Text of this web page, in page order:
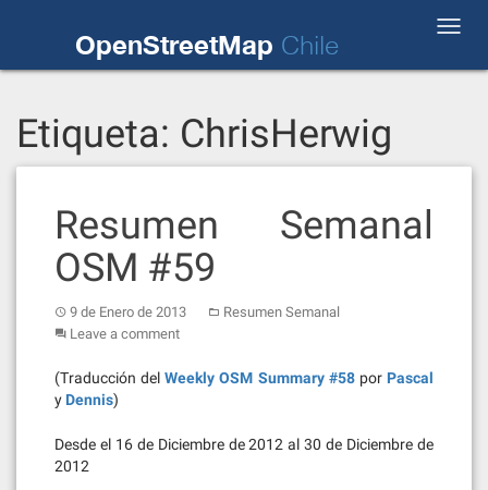
OpenStreetMap Chile
Etiqueta: ChrisHerwig
Resumen Semanal
OSM #59
9 de Enero de 2013
Resumen Semanal
Leave a comment
(Traducción delWeekly OSM Summary #58por Pascal
y Dennis)
Desde el 16 de Diciembre de 2012 al 30 de Diciembre de
2012